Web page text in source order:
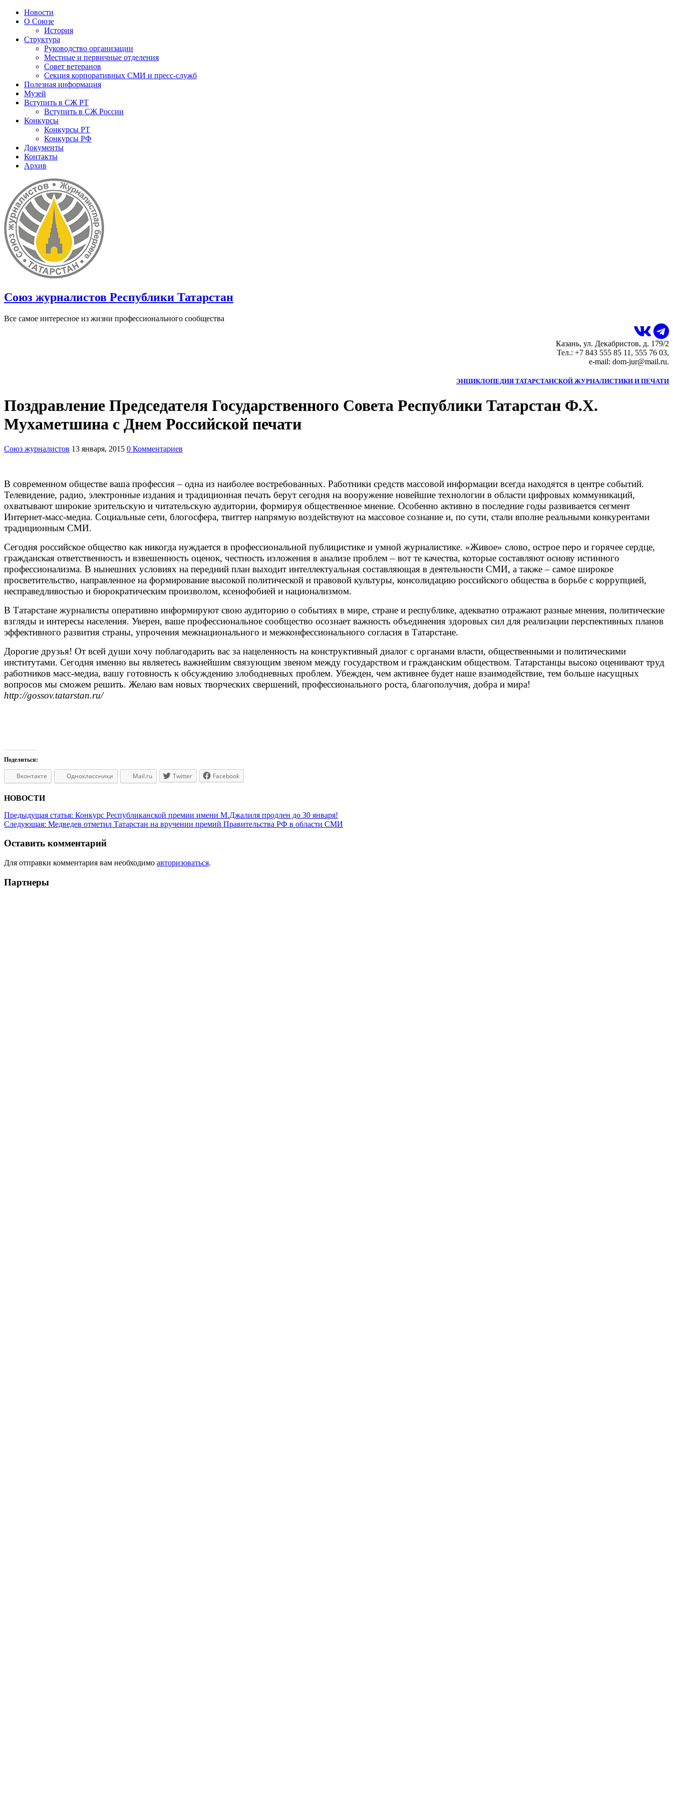
Новости
О Союзе
История
Структура
Руководство организации
Местные и первичные отделения
Совет ветеранов
Секция корпоративных СМИ и пресс-служб
Полезная информация
Музей
Вступить в СЖ РТ
Вступить в СЖ России
Конкурсы
Конкурсы РТ
Конкурсы РФ
Документы
Контакты
Архив
Союз журналистов Республики Татарстан
Все самое интересное из жизни профессионального сообщества
Казань, ул. Декабристов, д. 179/2
Тел.: +7 843 555 85 11, 555 76 03,
e-mail: dom-jur@mail.ru.
ЭНЦИКЛОПЕДИЯ ТАТАРСТАНСКОЙ ЖУРНАЛИСТИКИ И ПЕЧАТИ
Поздравление Председателя Государственного Совета Республики Татарстан Ф.Х.
Мухаметшина с Днем Российской печати
Союз журналистов 13 января, 2015 0 Комментариев
В современном обществе ваша профессия – одна из наиболее востребованных. Работники средств массовой информации всегда находятся в центре событий.
Телевидение, радио, электронные издания и традиционная печать берут сегодня на вооружение новейшие технологии в области цифровых коммуникаций,
охватывают широкие зрительскую и читательскую аудитории, формируя общественное мнение. Особенно активно в последние годы развивается сегмент
Интернет-масс-медиа. Социальные сети, блогосфера, твиттер напрямую воздействуют на массовое сознание и, по сути, стали вполне реальными конкурентами
традиционным СМИ.
Сегодня российское общество как никогда нуждается в профессиональной публицистике и умной журналистике. «Живое» слово, острое перо и горячее сердце,
гражданская ответственность и взвешенность оценок, честность изложения в анализе проблем – вот те качества, которые составляют основу истинного
профессионализма. В нынешних условиях на передний план выходит интеллектуальная составляющая в деятельности СМИ, а также – самое широкое
просветительство, направленное на формирование высокой политической и правовой культуры, консолидацию российского общества в борьбе с коррупцией,
несправедливостью и бюрократическим произволом, ксенофобией и национализмом.
В Татарстане журналисты оперативно информируют свою аудиторию о событиях в мире, стране и республике, адекватно отражают разные мнения, политические
взгляды и интересы населения. Уверен, ваше профессиональное сообщество осознает важность объединения здоровых сил для реализации перспективных планов
эффективного развития страны, упрочения межнационального и межконфессионального согласия в Татарстане.
Дорогие друзья! От всей души хочу поблагодарить вас за нацеленность на конструктивный диалог с органами власти, общественными и политическими
институтами. Сегодня именно вы являетесь важнейшим связующим звеном между государством и гражданским обществом. Татарстанцы высоко оценивают труд
работников масс-медиа, вашу готовность к обсуждению злободневных проблем. Убежден, чем активнее будет наше взаимодействие, тем больше насущных
вопросов мы сможем решить. Желаю вам новых творческих свершений, профессионального роста, благополучия, добра и мира!
http://gossov.tatarstan.ru/
Поделиться:
Вконтакте Одноклассники Mail.ru Twitter Facebook
НОВОСТИ
Предыдущая статья: Конкурс Республиканской премии имени М.Джалиля продлен до 30 января!
Следующая: Медведев отметил Татарстан на вручении премий Правительства РФ в области СМИ
Оставить комментарий
Для отправки комментария вам необходимо авторизоваться.
Партнеры